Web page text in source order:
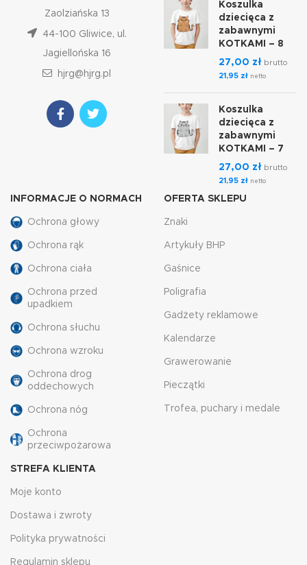
Zaolziańska 13
44-100 Gliwice, ul.
Jagiellońska 16
hjrg@hjrg.pl
Koszulka
dziecięca z
zabawnymi
KOTKAMI – 8
27,00 zł brutto
21,95 zł netto
Koszulka
dziecięca z
zabawnymi
KOTKAMI – 7
27,00 zł brutto
21,95 zł netto
INFORMACJE O NORMACH
Ochrona głowy
Ochrona rąk
Ochrona ciała
Ochrona przed
upadkiem
Ochrona słuchu
Ochrona wzroku
Ochrona drog
oddechowych
Ochrona nóg
Ochrona
przeciwpożarowa
OFERTA SKLEPU
Znaki
Artykuły BHP
Gaśnice
Poligrafia
Gadżety reklamowe
Kalendarze
Grawerowanie
Pieczątki
Trofea, puchary i medale
STREFA KLIENTA
Moje konto
Dostawa i zwroty
Polityka prywatności
Regulamin sklepu